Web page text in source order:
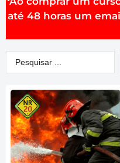
até 48 horas um